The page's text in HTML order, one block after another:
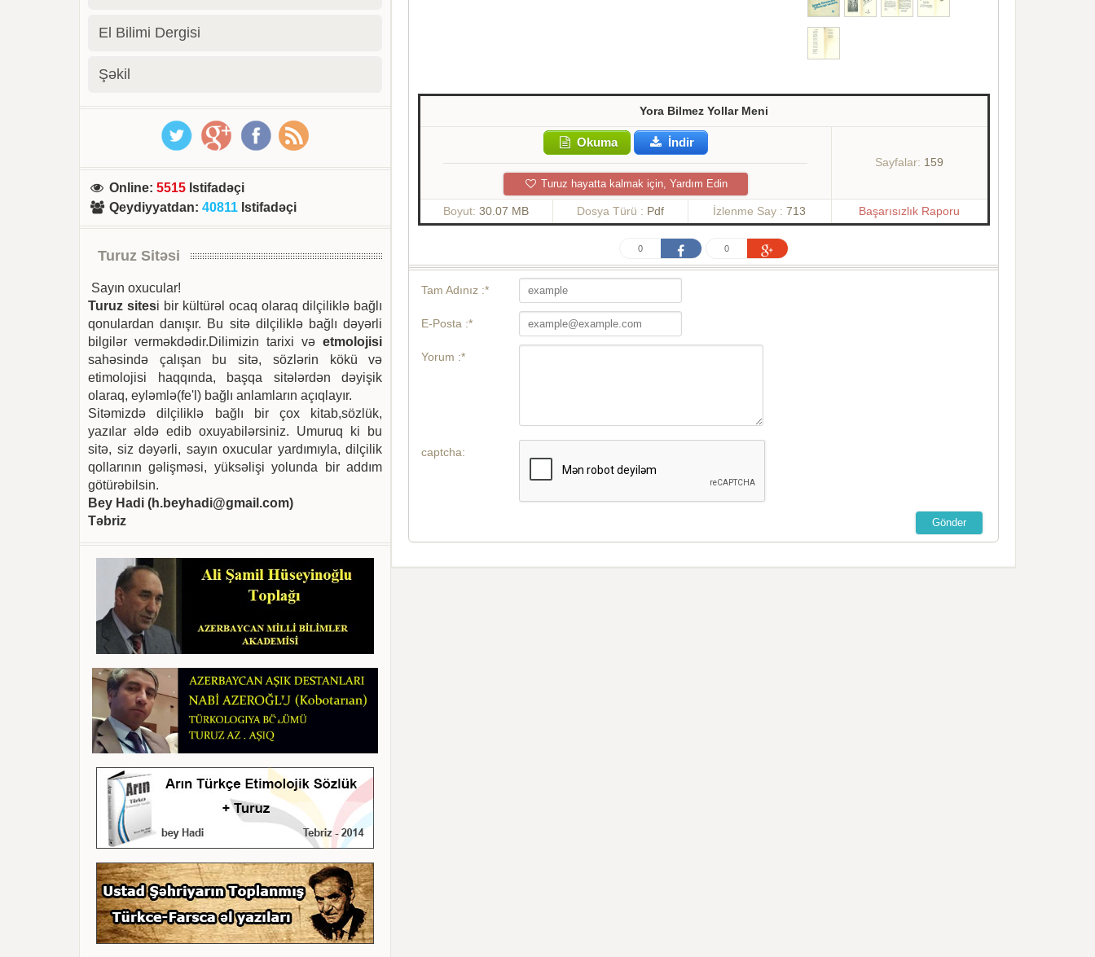
Yora Bilmez Yollar Meni
Okuma İndir
Turuz hayatta kalmak için, Yardım Edin
Sayfalar: 159
Boyut:30.07 MB Dosya Türü : Pdf İzlenme Say :713 Başarısızlık Raporu
0 0
Tam Adınız :*
E-Posta :*
Yorum :*
captcha:
El Bilimi Dergisi
Şəkil
Online:5515 Istifadəçi
Qeydiyyatdan:40811 Istifadəçi
Turuz Sitəsi
Sayın oxucular!
Turuz sitesi bir kültürəl ocaq olaraq dilçiliklə bağlı
qonulardan danışır. Bu sitə dilçiliklə bağlı dəyərli
bilgilər verməkdədir.Dilimizin tarixi vəetmolojisi
sahəsində çalışan bu sitə, sözlərin kökü və
etimolojisi haqqında, başqa sitələrdən dəyişik
olaraq, eyləmlə(fe'l) bağlı anlamların açıqlayır.
Sitəmizdə dilçiliklə bağlı bir çox kitab,sözlük,
yazılar əldə edib oxuyabilərsiniz. Umuruq ki bu
sitə, siz dəyərli, sayın oxucular yardımıyla, dilçilik
qollarının gəlişməsi, yüksəlişi yolunda bir addım
götürəbilsin.
Bey Hadi (h.beyhadi@gmail.com)
Təbriz